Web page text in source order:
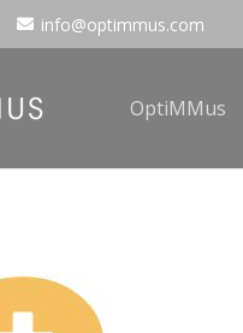
info@optimmus.com
OptiMMus